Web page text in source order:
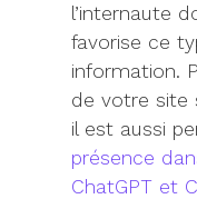
l’internaute
favorise ce
information.
de votre site
il est aussi
présence
ChatGPT et